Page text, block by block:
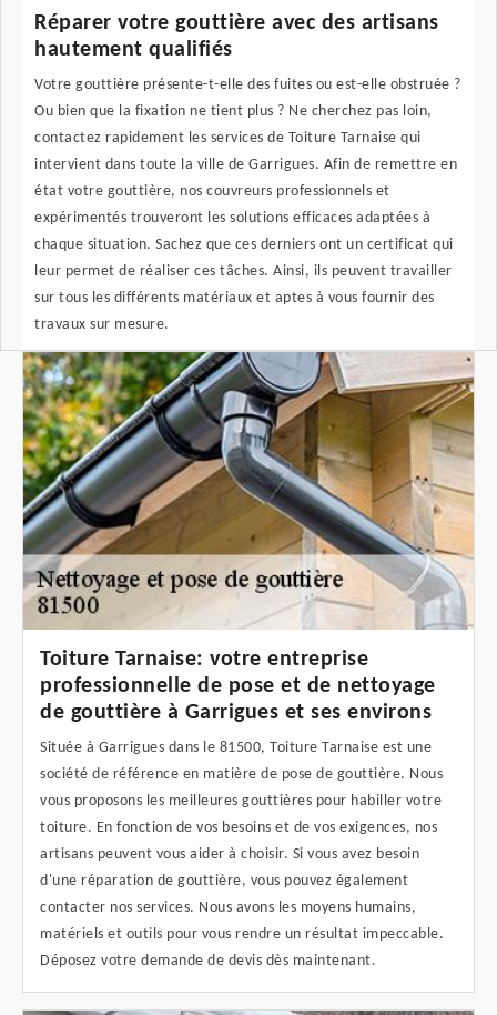
Réparer votre gouttière avec des artisans
hautement qualifiés
Votre gouttière présente-t-elle des fuites ou est-elle obstruée ?
Ou bien que la fixation ne tient plus ? Ne cherchez pas loin,
contactez rapidement les services de Toiture Tarnaise qui
intervient dans toute la ville de Garrigues. Afin de remettre en
état votre gouttière, nos couvreurs professionnels et
expérimentés trouveront les solutions efficaces adaptées à
chaque situation. Sachez que ces derniers ont un certificat qui
leur permet de réaliser ces tâches. Ainsi, ils peuvent travailler
sur tous les différents matériaux et aptes à vous fournir des
travaux sur mesure.
Toiture Tarnaise: votre entreprise
professionnelle de pose et de nettoyage
de gouttière à Garrigues et ses environs
Située à Garrigues dans le 81500, Toiture Tarnaise est une
société de référence en matière de pose de gouttière. Nous
vous proposons les meilleures gouttières pour habiller votre
toiture. En fonction de vos besoins et de vos exigences, nos
artisans peuvent vous aider à choisir. Si vous avez besoin
d'une réparation de gouttière, vous pouvez également
contacter nos services. Nous avons les moyens humains,
matériels et outils pour vous rendre un résultat impeccable.
Déposez votre demande de devis dès maintenant.